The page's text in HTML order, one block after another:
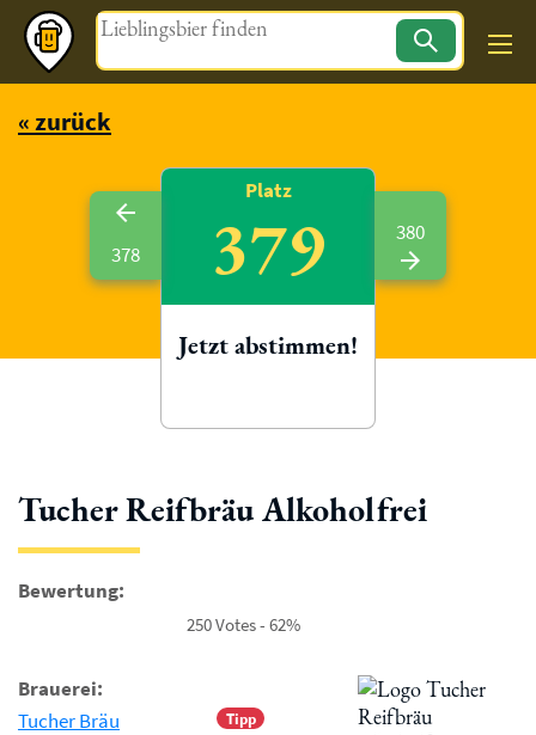
Magazin
« zurück
Tucher Reifbräu Alkoholfrei
Bewertung:
250 Votes - 62%
Brauerei:
Tipp
Tucher Bräu
378
Platz
379
Jetzt abstimmen!
380